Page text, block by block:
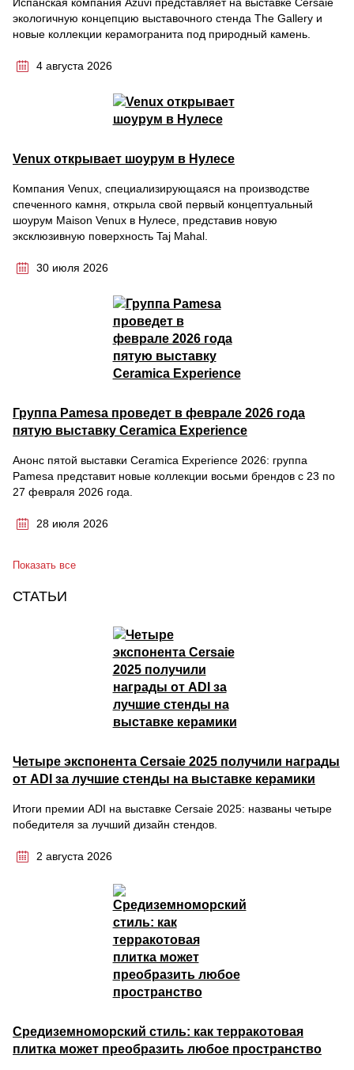
экологичную концепцию выставочного стенда The Gallery и
новые коллекции керамогранита под природный камень.
4 августа 2026
Venux открывает шоурум в Нулесе
Компания Venux, специализирующаяся на производстве
спеченного камня, открыла свой первый концептуальный
шоурум Maison Venux в Нулесе, представив новую
эксклюзивную поверхность Taj Mahal.
30 июля 2026
Группа Pamesa проведет в феврале 2026 года
пятую выставку Ceramica Experience
Анонс пятой выставки Ceramica Experience 2026: группа
Pamesa представит новые коллекции восьми брендов с 23 по
27 февраля 2026 года.
28 июля 2026
Показать все
СТАТЬИ
Четыре экспонента Cersaie 2025 получили награды
от ADI за лучшие стенды на выставке керамики
Итоги премии ADI на выставке Cersaie 2025: названы четыре
победителя за лучший дизайн стендов.
2 августа 2026
Средиземноморский стиль: как терракотовая
плитка может преобразить любое пространство